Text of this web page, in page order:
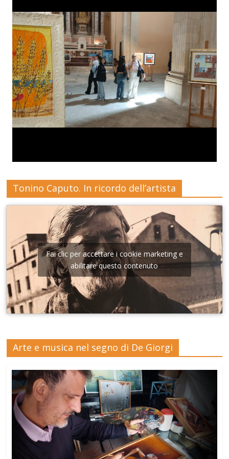
Tonino Caputo. In ricordo dell’artista
Fai clic per accettare i cookie marketing e
abilitare questo contenuto
Arte e musica nel segno di De Giorgi